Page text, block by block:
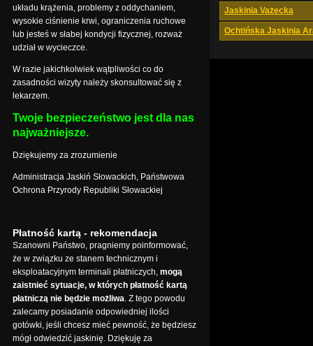
Jaskinia Vażecka
Ochtińska Jaskinia
układu krążenia, problemy z oddychaniem,
wysokie ciśnienie krwi, ograniczenia ruchowe
lub jesteś w słabej kondycji fizycznej, rozważ
udział w wycieczce.
W razie jakichkolwiek wątpliwości co do
zasadności wizyty należy skonsultować się z
lekarzem.
Twoje bezpieczeństwo jest dla nas
najważniejsze.
Dziękujemy za zrozumienie
Administracja Jaskiń Słowackich, Państwowa
Ochrona Przyrody Republiki Słowackiej
Płatność kartą - rekomendacja
Szanowni Państwo, pragniemy poinformować,
że w związku ze stanem technicznym i
eksploatacyjnym terminali płatniczych, mogą
zaistnieć sytuacje, w których płatność kartą
płatniczą nie będzie możliwa. Z tego powodu
zalecamy posiadanie odpowiedniej ilości
gotówki, jeśli chcesz mieć pewność, że będziesz
mógł odwiedzić jaskinię. Dziękuję za